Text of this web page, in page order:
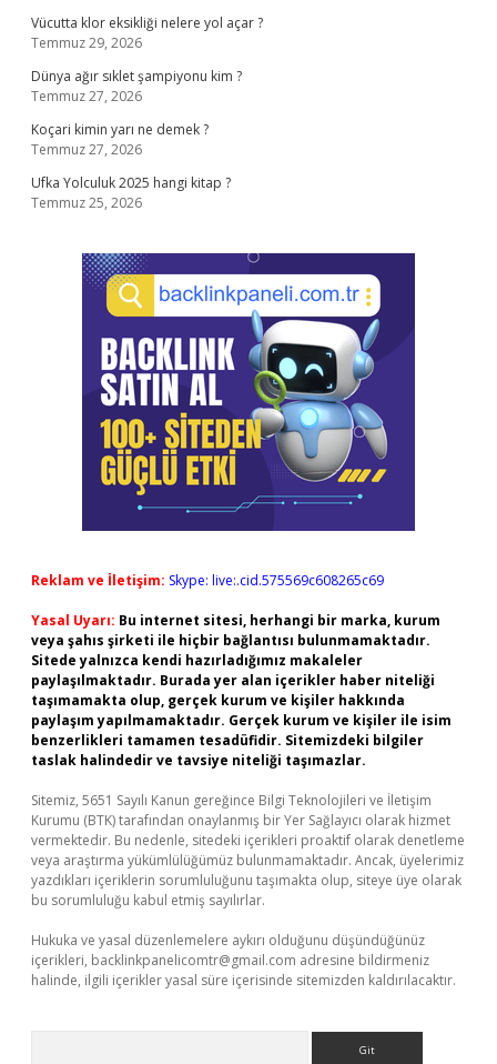
Vücutta klor eksikliği nelere yol açar ?
Temmuz 29, 2026
Dünya ağır sıklet şampiyonu kim ?
Temmuz 27, 2026
Koçari kimin yarı ne demek ?
Temmuz 27, 2026
Ufka Yolculuk 2025 hangi kitap ?
Temmuz 25, 2026
Reklam ve İletişim: Skype: live:.cid.575569c608265c69
Yasal Uyarı: Bu internet sitesi, herhangi bir marka, kurum
veya şahıs şirketi ile hiçbir bağlantısı bulunmamaktadır.
Sitede yalnızca kendi hazırladığımız makaleler
paylaşılmaktadır. Burada yer alan içerikler haber niteliği
taşımamakta olup, gerçek kurum ve kişiler hakkında
paylaşım yapılmamaktadır. Gerçek kurum ve kişiler ile isim
benzerlikleri tamamen tesadüfidir. Sitemizdeki bilgiler
taslak halindedir ve tavsiye niteliği taşımazlar.
Sitemiz, 5651 Sayılı Kanun gereğince Bilgi Teknolojileri ve İletişim
Kurumu (BTK) tarafından onaylanmış bir Yer Sağlayıcı olarak hizmet
vermektedir. Bu nedenle, sitedeki içerikleri proaktif olarak denetleme
veya araştırma yükümlülüğümüz bulunmamaktadır. Ancak, üyelerimiz
yazdıkları içeriklerin sorumluluğunu taşımakta olup, siteye üye olarak
bu sorumluluğu kabul etmiş sayılırlar.
Hukuka ve yasal düzenlemelere aykırı olduğunu düşündüğünüz
içerikleri, backlinkpanelicomtr@gmail.com adresine bildirmeniz
halinde, ilgili içerikler yasal süre içerisinde sitemizden kaldırılacaktır.